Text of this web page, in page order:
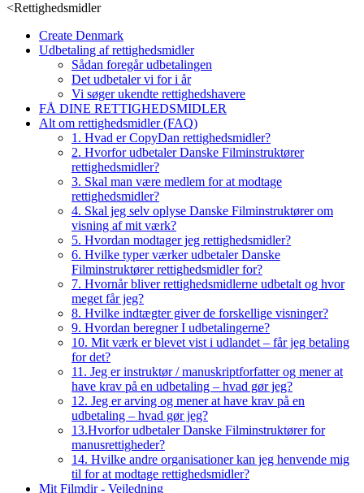
<Rettighedsmidler
Create Denmark
Udbetaling af rettighedsmidler
Sådan foregår udbetalingen
Det udbetaler vi for i år
Vi søger ukendte rettighedshavere
FÅ DINE RETTIGHEDSMIDLER
Alt om rettighedsmidler (FAQ)
1. Hvad er CopyDan rettighedsmidler?
2. Hvorfor udbetaler Danske Filminstruktører
rettighedsmidler?
3. Skal man være medlem for at modtage
rettighedsmidler?
4. Skal jeg selv oplyse Danske Filminstruktører om
visning af mit værk?
5. Hvordan modtager jeg rettighedsmidler?
6. Hvilke typer værker udbetaler Danske
Filminstruktører rettighedsmidler for?
7. Hvornår bliver rettighedsmidlerne udbetalt og hvor
meget får jeg?
8. Hvilke indtægter giver de forskellige visninger?
9. Hvordan beregner I udbetalingerne?
10. Mit værk er blevet vist i udlandet – får jeg betaling
for det?
11. Jeg er instruktør / manuskriptforfatter og mener at
have krav på en udbetaling – hvad gør jeg?
12. Jeg er arving og mener at have krav på en
udbetaling – hvad gør jeg?
13.Hvorfor udbetaler Danske Filminstruktører for
manusrettigheder?
14. Hvilke andre organisationer kan jeg henvende mig
til for at modtage rettighedsmidler?
Mit Filmdir - Vejledning